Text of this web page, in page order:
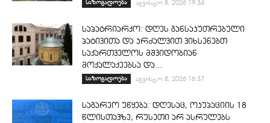
საზოგადოება აგვისტო 8, 2026 19:34
საპატრიარქო: დღეს განსაკუთრებული
პატივითა და კრძალვით ვიხსენებთ
საქართველოს მშვიდობიან
მოქალაქეებსა და...
საზოგადოება აგვისტო 8, 2026 16:37
საგარეო უწყება: დღესაც, ოკუპაციის 18
წლისთავზე, რუსეთი არ ასრულებს